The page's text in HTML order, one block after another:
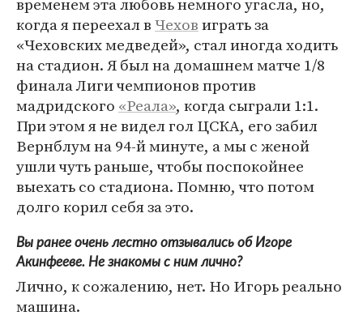
когда я переехал вЧеховиграть за
«Чеховских медведей», стал иногда ходить
на стадион. Я был на домашнем матче 1/8
финала Лиги чемпионов против
мадридского «Реала», когда сыграли 1:1.
При этом я не видел гол ЦСКА, его забил
Вернблум на 94-й минуте, а мы с женой
ушли чуть раньше, чтобы поспокойнее
выехать со стадиона. Помню, что потом
долго корил себя за это.
Вы ранее очень лестно отзывались об Игоре
Акинфееве. Не знакомы с ним лично?
Лично, к сожалению, нет. Но Игорь реально
машина.